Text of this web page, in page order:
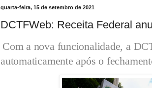
quarta-feira, 15 de setembro de 2021
DCTFWeb: Receita Federal
Com a nova funcionalidade, a
automaticamente após o